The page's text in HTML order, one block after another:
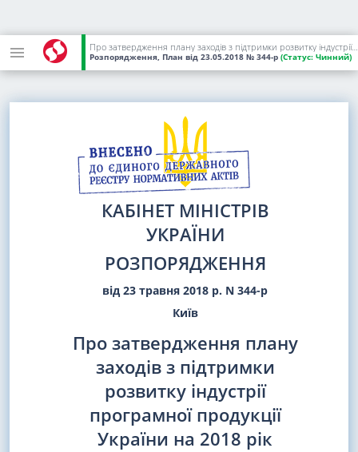
Про затвердження плану заходів з підтримки розвитку індустрії програмної продукції України на 2018 рік
Розпорядження, План від 23.05.2018 № 344-р (Статус: Чинний)
КАБІНЕТ МІНІСТРІВ
УКРАЇНИ
РОЗПОРЯДЖЕННЯ
від 23 травня 2018 р. N 344-р
Київ
Про затвердження плану
заходів з підтримки
розвитку індустрії
програмної продукції
України на 2018 рік